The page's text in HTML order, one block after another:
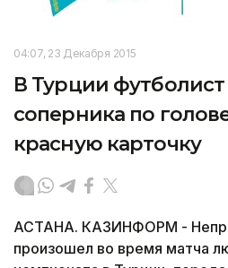
04:07, 23 Декабря 2015
В Турции футболист
соперника по
красную карточку
АСТАНА. КАЗИНФОРМ -
произошел во время матча